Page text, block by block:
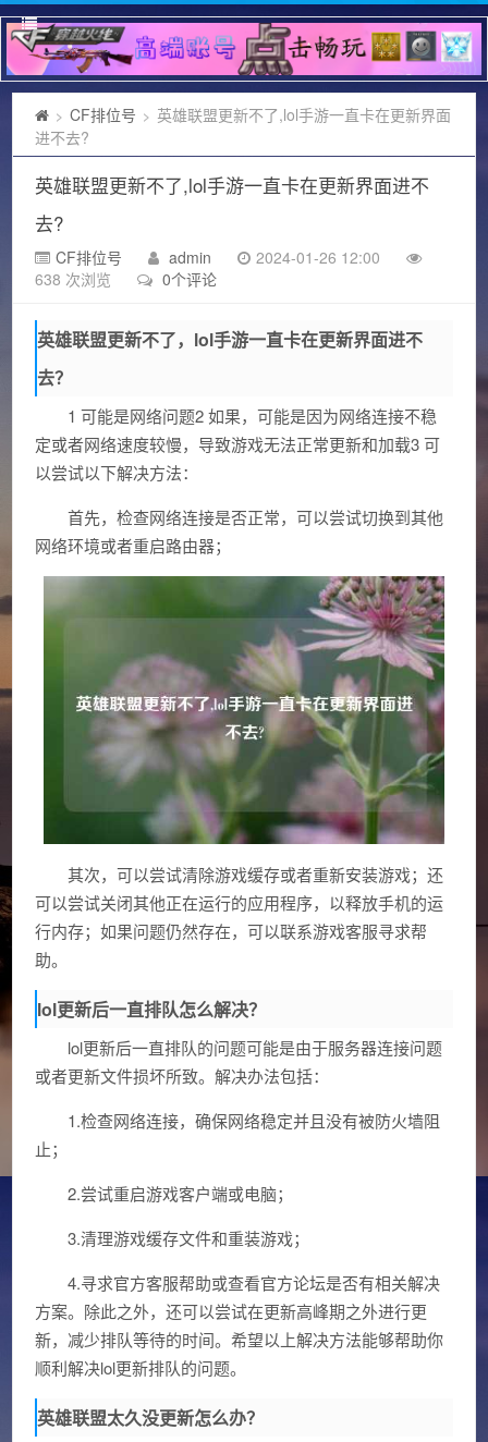
> CF排位号 > 英雄联盟更新不了,lol手游一直卡在更新界面
进不去?
英雄联盟更新不了,lol手游一直卡在更新界面进不
去?
CF排位号 admin
2024-01-26 12:00
638 次浏览
0个评论
英雄联盟更新不了，lol手游一直卡在更新界面进不
去？
1 可能是网络问题2 如果，可能是因为网络连接不稳
定或者网络速度较慢，导致游戏无法正常更新和加载3 可
以尝试以下解决方法：
首先，检查网络连接是否正常，可以尝试切换到其他
网络环境或者重启路由器；
其次，可以尝试清除游戏缓存或者重新安装游戏；还
可以尝试关闭其他正在运行的应用程序，以释放手机的运
行内存；如果问题仍然存在，可以联系游戏客服寻求帮
助。
lol更新后一直排队怎么解决？
lol更新后一直排队的问题可能是由于服务器连接问题
或者更新文件损坏所致。解决办法包括：
1.检查网络连接，确保网络稳定并且没有被防火墙阻
止；
2.尝试重启游戏客户端或电脑；
3.清理游戏缓存文件和重装游戏；
4.寻求官方客服帮助或查看官方论坛是否有相关解决
方案。除此之外，还可以尝试在更新高峰期之外进行更
新，减少排队等待的时间。希望以上解决方法能够帮助你
顺利解决lol更新排队的问题。
英雄联盟太久没更新怎么办？